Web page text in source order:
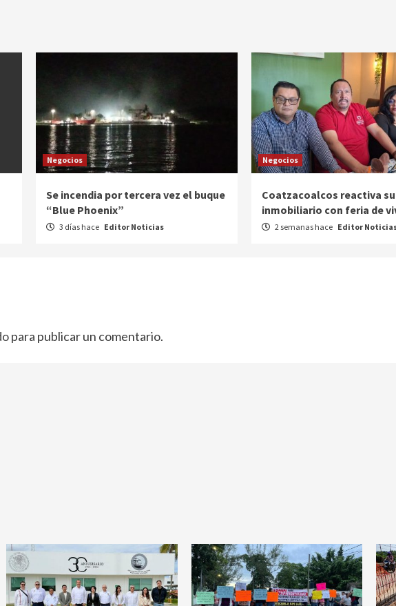
Negocios
Se incendia por tercera vez el buque
“Blue Phoenix”
3 días hace Editor Noticias
Negocios
Coatzacoalcos reactiva
inmobiliario con feria de
2 semanas hace Editor
para publicar un comentario.